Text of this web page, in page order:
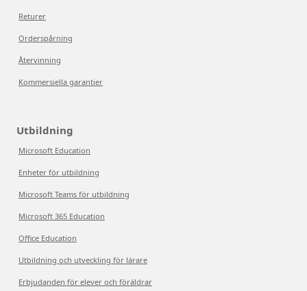
Returer
Orderspårning
Återvinning
Kommersiella garantier
Utbildning
Microsoft Education
Enheter för utbildning
Microsoft Teams för utbildning
Microsoft 365 Education
Office Education
Utbildning och utveckling för lärare
Erbjudanden för elever och föräldrar